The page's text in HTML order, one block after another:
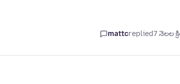
mattcreplied7 నెలల